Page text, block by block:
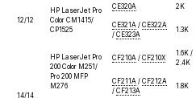
12/12
HP LaserJet Pro
Color CM1415/
CP1525
CE320A 2K
CE321A / CE322A
/ CE323A
1.3K
14/14
HP LaserJet Pro
200 Сolor M251/
Pro 200 MFP
M276
CF210A / CF210X
1.6K /
2.4K
CF211A / CF212A
/ CF213A
1.8K